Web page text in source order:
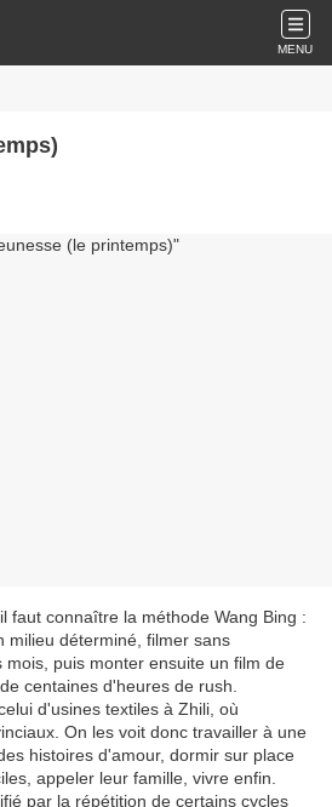
MENU
faut connaître la méthode Wang Bing :
milieu déterminé, filmer sans
puis monter ensuite un film de
centaines d'heures de rush.
d'usines textiles à Zhili, où
On les voit donc travailler à une
histoires d'amour, dormir sur place
appeler leur famille, vivre enfin.
par la répétition de certains cycles